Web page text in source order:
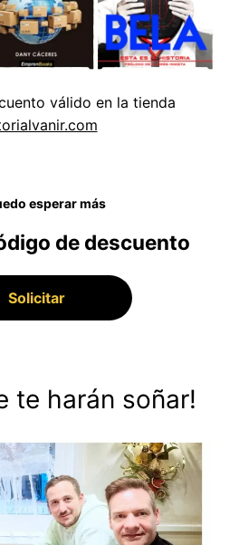
válido en la tienda
esperar más
de descuento
Solicitar
te harán soñar!